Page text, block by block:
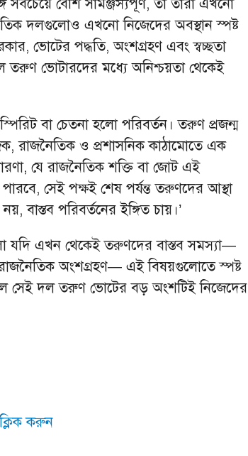
বেশি সামঞ্জস্যপূর্ণ, তা তারা এখনো
দলগুলোও এখনো নিজেদের অবস্থান স্পষ্ট
ভোটের পদ্ধতি, অংশগ্রহণ এবং স্বচ্ছতা
তরুণ ভোটারদের মধ্যে অনিশ্চয়তা থেকেই
বা চেতনা হলো পরিবর্তন। তরুণ প্রজন্ম
রাজনৈতিক ও প্রশাসনিক কাঠামোতে এক
যে রাজনৈতিক শক্তি বা জোট এই
সেই পক্ষই শেষ পর্যন্ত তরুণদের আস্থা
বাস্তব পরিবর্তনের ইঙ্গিত চায়।’
এখন থেকেই তরুণদের বাস্তব সমস্যা—
রাজনৈতিক অংশগ্রহণ— এই বিষয়গুলোতে স্পষ্ট
সেই দল তরুণ ভোটের বড় অংশটিই নিজেদের
করুন